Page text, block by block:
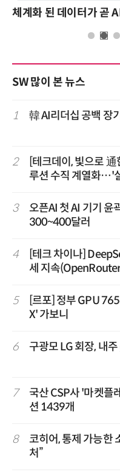
체계화 된 데이터가 곧
SW 많이 본 뉴스
1 韓 AI리더십 공백 장
2
[테크데이, 빛으로
루션 수직 계열화…'
3
오픈AI 첫 AI 기기
300~400달러
4
[테크 차이나]
세 지속
5
[르포] 정부 GPU
X' 가보니
6 구광모 LG 회장, 내
7
국산 CSP사 '마켓
션 1439개
8
코히어, 통제 가능한
처”